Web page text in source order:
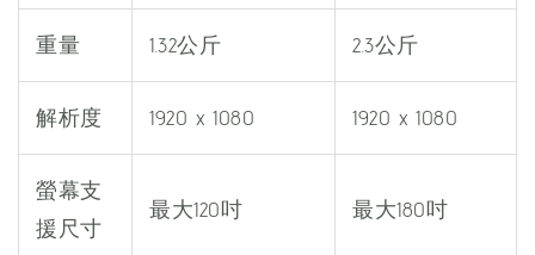
重量 1.32公斤 2.3公斤
解析度 1920 x 1080 1920 x 1080
螢幕支
援尺寸
最大120吋 最大180吋